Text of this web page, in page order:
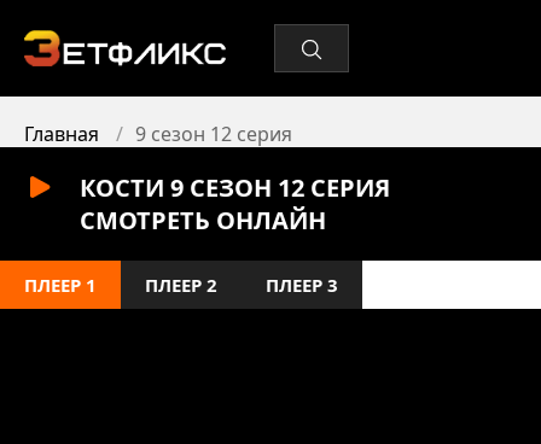
Главная 9 сезон 12 серия
КОСТИ 9 СЕЗОН 12 СЕРИЯ
СМОТРЕТЬ ОНЛАЙН
ПЛЕЕР 1 ПЛЕЕР 2 ПЛЕЕР 3